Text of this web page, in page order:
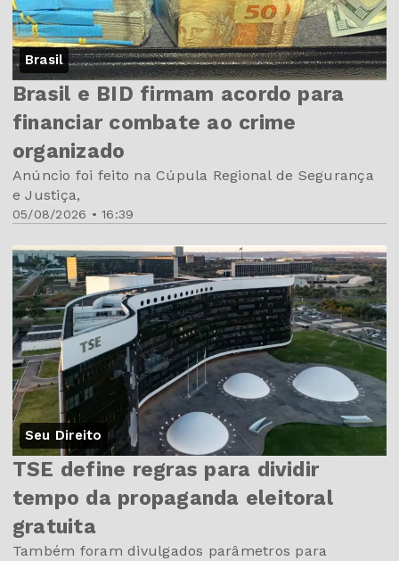
Brasil
05/08/2026 • 16:39
Brasil e BID firmam acordo para
financiar combate ao crime
organizado
Anúncio foi feito na Cúpula Regional de Segurança
e Justiça,
Seu Direito
TSE define regras para dividir
tempo da propaganda eleitoral
gratuita
Também foram divulgados parâmetros para